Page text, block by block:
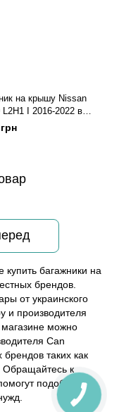
на крышу Nissan
L2H1 I 2016-2022 в
места
багажники на
брендов.
от украинского
и производителя
можно
Can
таких как
Обращайтесь к
подобрать